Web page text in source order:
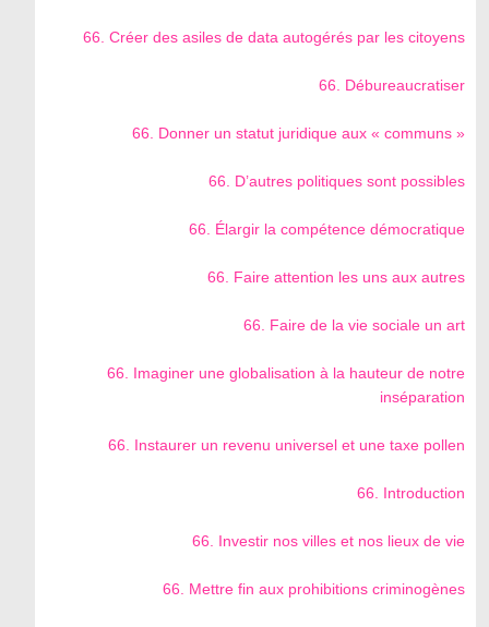
66. Créer des asiles de data autogérés par les citoyens
66. Débureaucratiser
66. Donner un statut juridique aux « communs »
66. D’autres politiques sont possibles
66. Élargir la compétence démocratique
66. Faire attention les uns aux autres
66. Faire de la vie sociale un art
66. Imaginer une globalisation à la hauteur de notre
inséparation
66. Instaurer un revenu universel et une taxe pollen
66. Introduction
66. Investir nos villes et nos lieux de vie
66. Mettre fin aux prohibitions criminogènes